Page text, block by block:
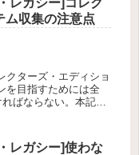
レガシー]コレク
ム収集の注意点
クターズ・エディショ
を目指すためには全
ばならない。本記事
レガシー]使わな